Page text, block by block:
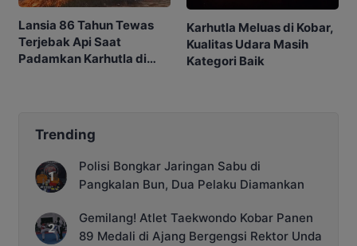
Lansia 86 Tahun Tewas
Terjebak Api Saat
Padamkan Karhutla di
Karhutla Meluas di Kobar,
Kualitas Udara Masih
Kategori Baik
Trending
Polisi Bongkar Jaringan Sabu di
Pangkalan Bun, Dua Pelaku Diamankan
Gemilang! Atlet Taekwondo Kobar Panen
89 Medali di Ajang Bergengsi Rektor Unda